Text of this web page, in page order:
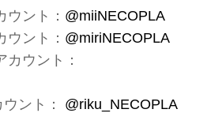
ント： @miiNECOPLA
ント： @miriNECOPLA
カウント：
ント： @riku_NECOPLA